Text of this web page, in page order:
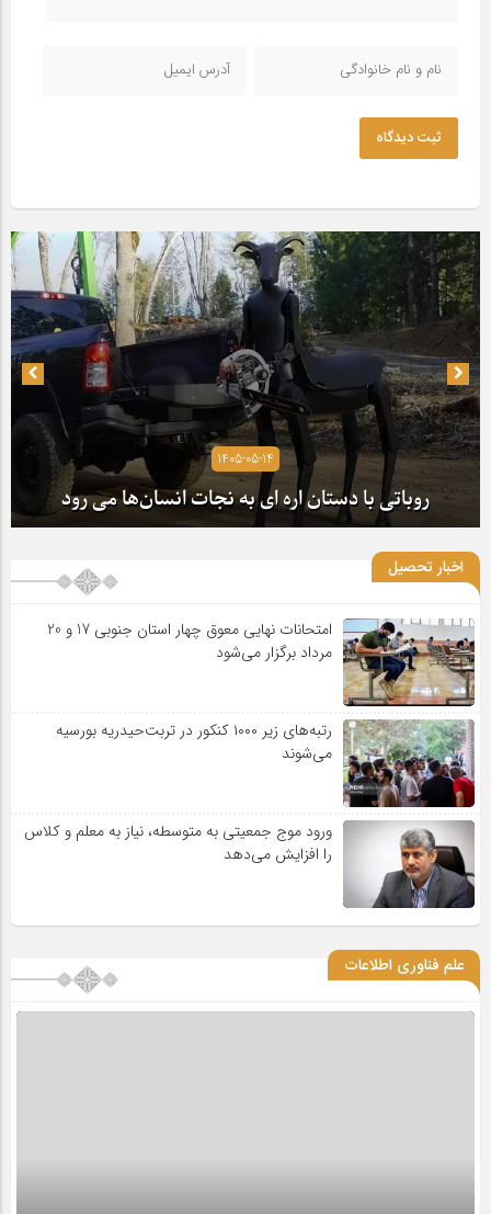
ثبت دیدگاه
1405-05-14
روباتی با دستان اره ای به نجات انسان‌ها می رود
اخبار تحصیل
امتحانات نهایی معوق چهار استان جنوبی 17 و 20
مرداد برگزار می‌شود
رتبه‌های زیر ۱۰۰۰ کنکور در تربت‌حیدریه بورسیه
می‌شوند
ورود موج جمعیتی به متوسطه، نیاز به معلم و کلاس
را افزایش می‌دهد
علم فناوری اطلاعات